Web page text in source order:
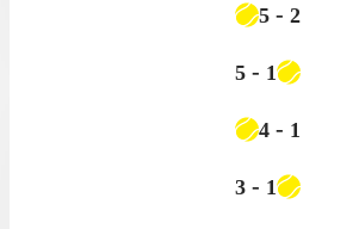
5 - 2
5 - 1
4 - 1
3 - 1